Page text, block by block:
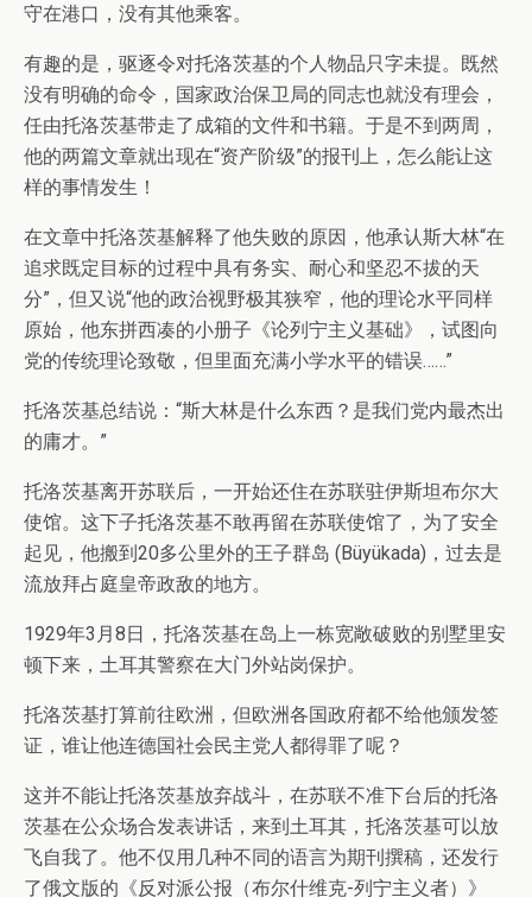
守在港口，没有其他乘客。
有趣的是，驱逐令对托洛茨基的个人物品只字未提。既然
没有明确的命令，国家政治保卫局的同志也就没有理会，
任由托洛茨基带走了成箱的文件和书籍。于是不到两周，
他的两篇文章就出现在“资产阶级”的报刊上，怎么能让这
样的事情发生！
在文章中托洛茨基解释了他失败的原因，他承认斯大林“在
追求既定目标的过程中具有务实、耐心和坚忍不拔的天
分”，但又说“他的政治视野极其狭窄，他的理论水平同样
原始，他东拼西凑的小册子《论列宁主义基础》，试图向
党的传统理论致敬，但里面充满小学水平的错误……”
托洛茨基总结说：“斯大林是什么东西？是我们党内最杰出
的庸才。”
托洛茨基离开苏联后，一开始还住在苏联驻伊斯坦布尔大
使馆。这下子托洛茨基不敢再留在苏联使馆了，为了安全
起见，他搬到20多公里外的王子群岛 (Büyükada)，过去是
流放拜占庭皇帝政敌的地方。
1929年3月8日，托洛茨基在岛上一栋宽敞破败的别墅里安
顿下来，土耳其警察在大门外站岗保护。
托洛茨基打算前往欧洲，但欧洲各国政府都不给他颁发签
证，谁让他连德国社会民主党人都得罪了呢？
这并不能让托洛茨基放弃战斗，在苏联不准下台后的托洛
茨基在公众场合发表讲话，来到土耳其，托洛茨基可以放
飞自我了。他不仅用几种不同的语言为期刊撰稿，还发行
了俄文版的《反对派公报（布尔什维克-列宁主义者）》